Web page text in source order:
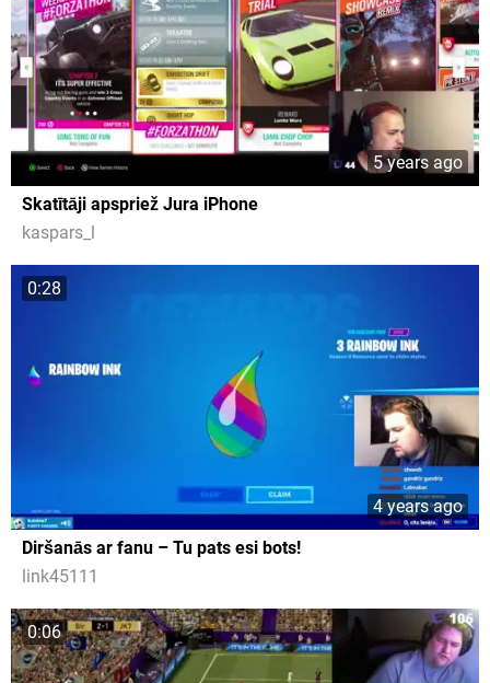
5 years ago
Skatītāji apspriež Jura iPhone
kaspars_l
0:28
4 years ago
Diršanās ar fanu – Tu pats esi bots!
link45111
0:06